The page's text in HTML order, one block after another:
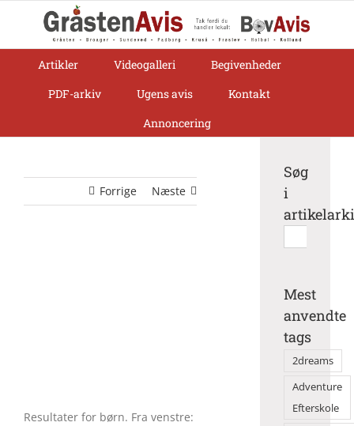
Artikler
Videogalleri
Begivenheder
PDF-arkiv
Ugens avis
Kontakt
Annoncering
Forrige Næste
Resultater for børn. Fra venstre:
Søg
i
efter:
Mest
anvendte
tags
2dreams
Adventure
Efterskole